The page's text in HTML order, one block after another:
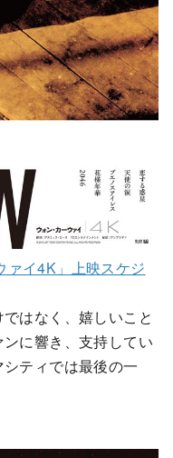
ァイ4K」上映スケジ
はなく、嬉しいこと
に響き、支持してい
ティでは最後の一